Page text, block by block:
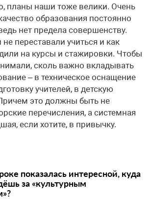
планы наши тоже велики. Очень
образования постоянно
нет предела совершенству.
переставали учиться и как
на курсы и стажировки. Чтобы
сколь важно вкладывать
– в техническое оснащение
учителей, в детскую
это должны быть не
перечисления, а системная
если хотите, в привычку.
показалась интересной, куда
за «культурным